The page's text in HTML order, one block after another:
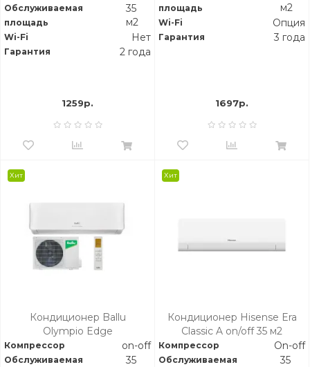
Обслуживаемая
площадь
35
м2
Wi-Fi Нет
Гарантия 2 года
1259р.
площадь м2
Wi-Fi Опция
Гарантия 3 года
1697р.
Хит
Кондиционер Ballu
Olympio Edge
Компрессор on-off
Обслуживаемая
35
Хит
Кондиционер Hisense Era
Classic A on/off 35 м2
Компрессор On-off
Обслуживаемая
35